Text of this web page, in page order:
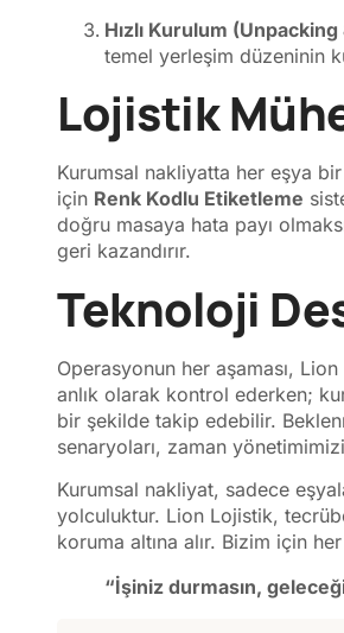
Hızlı Kurulum
temel yerleşim düzeninin
Lojistik
Kurumsal nakliyatta her eşya
için Renk Kodlu Etiketleme
doğru masaya hata payı
geri kazandırır.
Teknoloji
Operasyonun her aşaması,
anlık olarak kontrol ederken;
bir şekilde takip edebilir.
senaryoları, zaman
Kurumsal nakliyat, sadece
yolculuktur. Lion Lojistik,
koruma altına alır. Bizim için
“İşiniz durmasın,